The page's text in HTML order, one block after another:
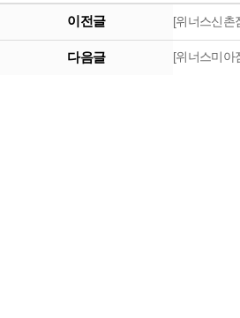
이전글 [위너스신촌
다음글 [위너스미아